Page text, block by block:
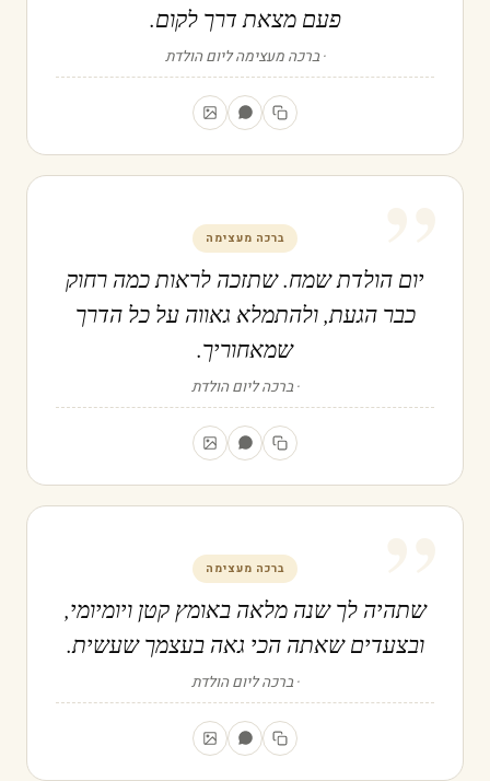
פעם מצאת דרך לקום.
ברכה מעצימה ליום הולדת
” ברכה מעצימה
יום הולדת שמח. שתזכה לראות כמה רחוק
כבר הגעת, ולהתמלא גאווה על כל הדרך
שמאחוריך.
ברכה ליום הולדת
” ברכה מעצימה
שתהיה לך שנה מלאה באומץ קטן ויומיומי,
ובצעדים שאתה הכי גאה בעצמך שעשית.
ברכה ליום הולדת